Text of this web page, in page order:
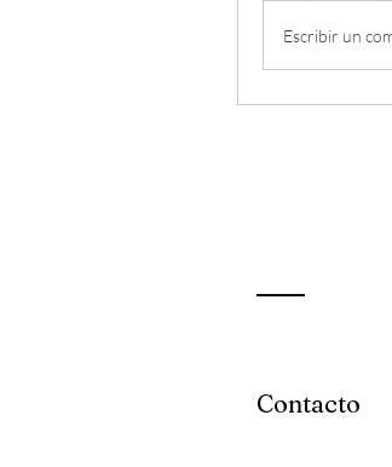
Escribir un
Contacto